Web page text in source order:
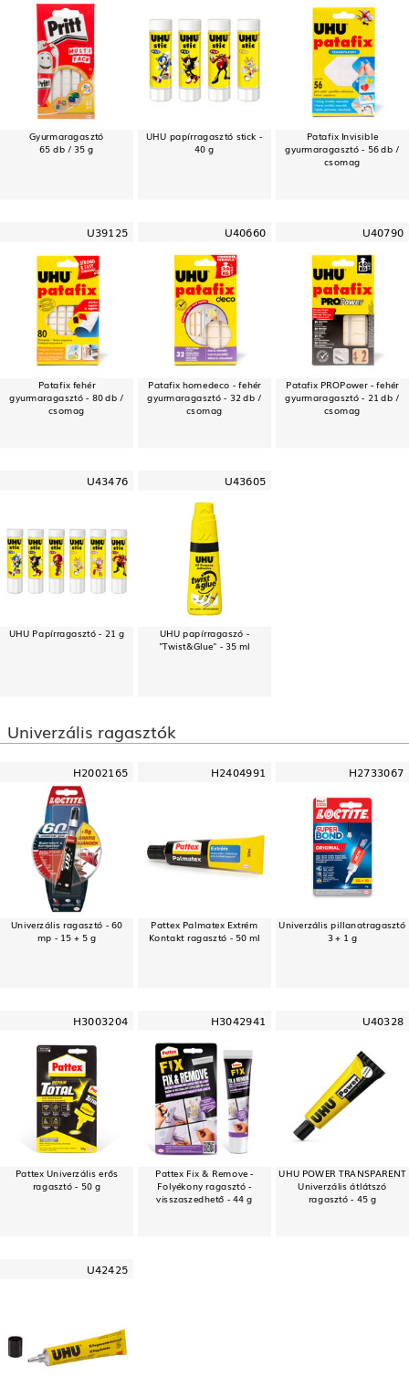
Gyurmaragasztó
65 db / 35 g
UHU papírragasztó stick -
40 g
Patafix Invisible
gyurmaragasztó - 56 db /
csomag
U39125
Patafix fehér
gyurmaragasztó - 80 db /
csomag
U40660
Patafix homedeco - fehér
gyurmaragasztó - 32 db /
csomag
U40790
Patafix PROPower - fehér
gyurmaragasztó - 21 db /
csomag
U43476
UHU Papírragasztó - 21 g
U43605
UHU papírragaszó -
"Twist&Glue" - 35 ml
Univerzális ragasztók
H2002165
Univerzális ragasztó - 60
mp - 15 + 5 g
H2404991
Pattex Palmatex Extrém
Kontakt ragasztó - 50 ml
H2733067
Univerzális pillanatragasztó
3 + 1 g
H3003204
Pattex Univerzális erős
ragasztó - 50 g
H3042941
Pattex Fix & Remove -
Folyékony ragasztó -
visszaszedhető - 44 g
U40328
UHU POWER TRANSPARENT
Univerzális átlátszó
ragasztó - 45 g
U42425